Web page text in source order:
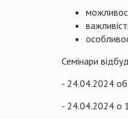
Семінари
- 24.04.2024 об
- 24.04.2024 о